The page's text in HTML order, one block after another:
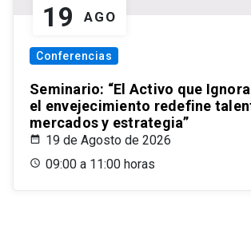
19 AGO
Conferencias
Seminario: “El Activo que
el envejecimiento redefine
mercados y estrategia”
19 de Agosto de 2026
09:00 a 11:00 horas